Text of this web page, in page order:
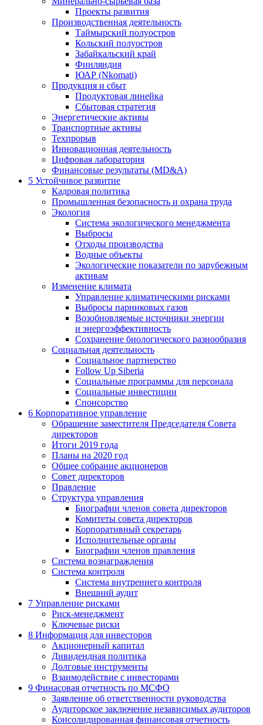
Проекты развития
Производственная деятельность
Таймырский полуостров
Кольский полуостров
Забайкальский край
Финляндия
ЮАР (Nkomati)
Продукция и сбыт
Продуктовая линейка
Сбытовая стратегия
Энергетические активы
Транспортные активы
Техпрорыв
Инновационная деятельность
Цифровая лаборатория
Финансовые результаты (MD&A)
5 Устойчивое развитие
Кадровая политика
Промышленная безопасность и охрана труда
Экология
Система экологического менеджмента
Выбросы
Отходы производства
Водные объекты
Экологические показатели по зарубежным
активам
Изменение климата
Управление климатическими рисками
Выбросы парниковых газов
Возобновляемые источники энергии
и энергоэффективность
Сохранение биологического разнообразия
Социальная деятельность
Социальное партнерство
Follow Up Siberia
Социальные программы для персонала
Социальные инвестиции
Спонсорство
6 Корпоративное управление
Обращение заместителя Председателя Совета
директоров
Итоги 2019 года
Планы на 2020 год
Общее собрание акционеров
Совет директоров
Правление
Структура управления
Биографии членов совета директоров
Комитеты совета директоров
Корпоративный секретарь
Исполнительные органы
Биографии членов правления
Система вознаграждения
Система контроля
Система внутреннего контроля
Внешний аудит
7 Управление рисками
Риск-менеджмент
Ключевые риски
8 Информация для инвесторов
Акционерный капитал
Дивидендная политика
Долговые инструменты
Взаимодействие с инвеcторами
9 Финасовая отчетность по МСФО
Заявление об ответственности руководства
Аудиторское заключение независимых аудиторов
Консолидированная финансовая отчетность